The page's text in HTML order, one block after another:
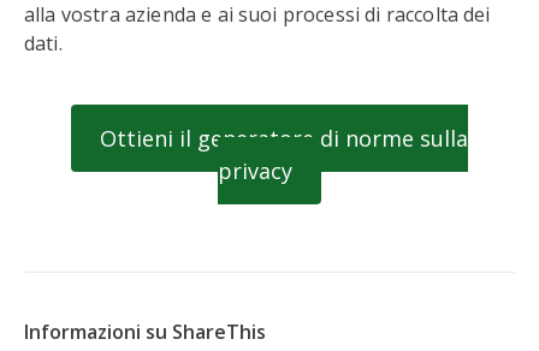
alla vostra azienda e ai suoi processi di raccolta dei
dati.
Ottieni il generatore di norme sulla
privacy
Informazioni su ShareThis